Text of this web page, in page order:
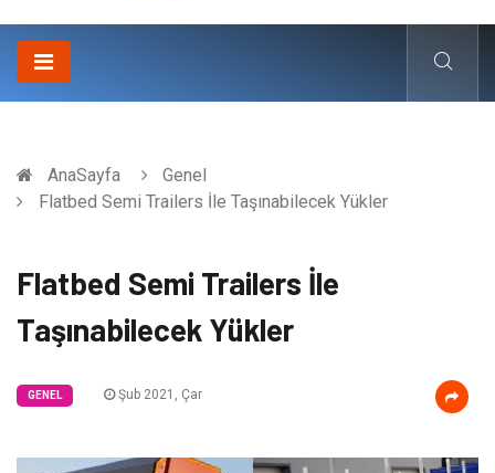
AnaSayfa
Genel
Flatbed Semi Trailers İle Taşınabilecek Yükler
Flatbed Semi Trailers İle
Taşınabilecek Yükler
GENEL Şub 2021, Çar